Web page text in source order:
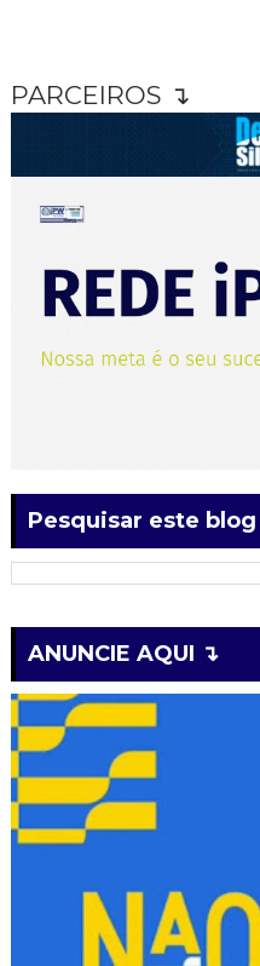
PARCEIROS ↴
Pesquisar este blog
ANUNCIE AQUI ↴